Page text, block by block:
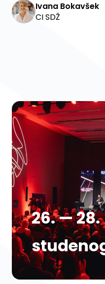
Ivana Bokavšek
CI SDŽ
26. — 28.